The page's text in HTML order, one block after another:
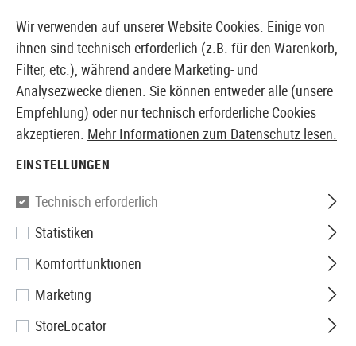
EUROPÄISCHER AIRSOFT SHOP & GROßHÄNDLER
Invader Gear
Dropleg Holster
Wir verwenden auf unserer Website Cookies. Einige von
ihnen sind technisch erforderlich (z.B. für den Warenkorb,
Filter, etc.), während andere Marketing- und
Analysezwecke dienen. Sie können entweder alle (unsere
Empfehlung) oder nur technisch erforderliche Cookies
akzeptieren. Mehr Informationen zum Datenschutz lesen.
EINSTELLUNGEN
Technisch erforderlich
Statistiken
Komfortfunktionen
Marketing
StoreLocator